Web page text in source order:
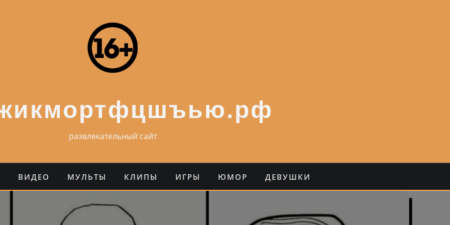
развлекательный сайт
ВИДЕО МУЛЬТЫ КЛИПЫ ИГРЫ ЮМОР ДЕВУШКИ